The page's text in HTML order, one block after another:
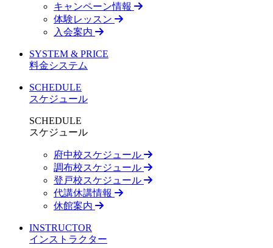
キャンペーン情報
体験レッスン
入会案内
SYSTEM & PRICE
料金システム
SCHEDULE
スケジュール
SCHEDULE
スケジュール
府中校スケジュール
調布校スケジュール
登戸校スケジュール
代講休講情報
休館案内
INSTRUCTOR
インストラクター